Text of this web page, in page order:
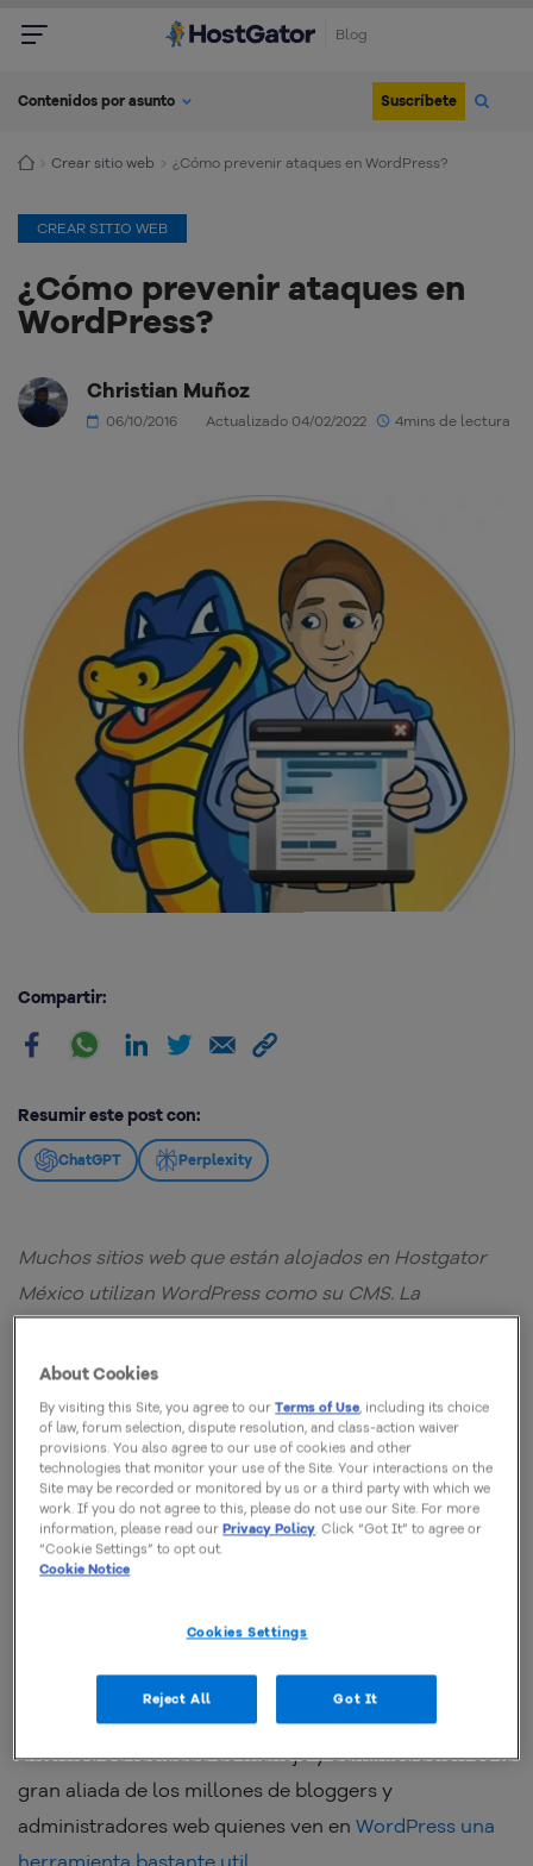
Blog
Contenidos por asunto Suscríbete
Crear sitio web ¿Cómo prevenir ataques en WordPress?
CREAR SITIO WEB
¿Cómo prevenir ataques en
WordPress?
Christian Muñoz
06/10/2016 Actualizado 04/02/2022 4mins de lectura
Compartir:
Resumir este post con:
ChatGPT Perplexity
Muchos sitios web que están alojados en Hostgator
México utilizan WordPress como su CMS. La
por ser uno de los más utilizados en la industria del
Internet. Su facilidad de manejo y administración es la
gran aliada de los millones de bloggers y
administradores web quienes […]
México utilizan WordPress como su CMS. La
preferencia no es vano, este CMS se ha caracterizado
por ser uno de los más utilizados en la industria del
Internet. Su facilidad de manejo y administración es la
gran aliada de los millones de bloggers y
administradores web quienes ven en WordPress una
herramienta bastante util
About Cookies
By visiting this Site, you agree to ourTerms of Use, including its choice
of law, forum selection, dispute resolution, and class-action waiver
provisions. You also agree to our use of cookies and other
technologies that monitor your use of the Site. Your interactions on the
Site may be recorded or monitored by us or a third party with which we
work. If you do not agree to this, please do not use our Site. For more
information, please read ourPrivacy Policy. Click “Got It” to agree or
“Cookie Settings” to opt out.
Cookie Notice
Cookies Settings
Reject All Got It